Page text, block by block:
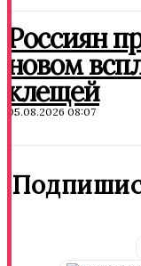
Россиян
новом
клещей
05.08.2026 08:07